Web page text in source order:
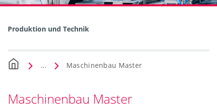
Produktion und Technik
... Maschinenbau Master
Maschinenbau Master